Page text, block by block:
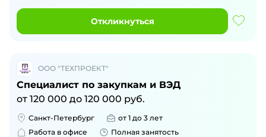
Откликнуться
ООО "ТЕХПРОЕКТ"
Специалист по закупкам и ВЭД
от 120 000 до 120 000 руб.
Санкт-Петербург
от 1 до 3 лет
Работа в офисе
Полная занятость